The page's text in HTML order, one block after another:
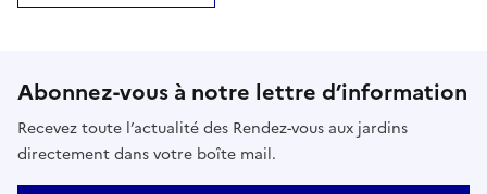
Abonnez-vous à notre lettre d’information
Recevez toute l’actualité des Rendez-vous aux jardins
directement dans votre boîte mail.